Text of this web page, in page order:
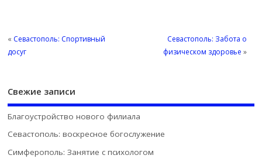
« Севастополь: Спортивный
досуг
Севастополь: Забота о
физическом здоровье »
Свежие записи
Благоустройство нового филиала
Севастополь: воскресное богослужение
Симферополь: Занятие с психологом